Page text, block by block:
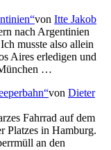
von Itte Jakob
nach Argentinien
musste also allein
Aires erledigen und
…
von Dieter
Fahrrad auf dem
Platzes in Hamburg.
an den